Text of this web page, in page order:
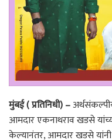
मुंबई ( प्रतिनिधी) –
आमदार एकनाथराव खडसे
केल्यानंतर, आमदार खडसे यांनी